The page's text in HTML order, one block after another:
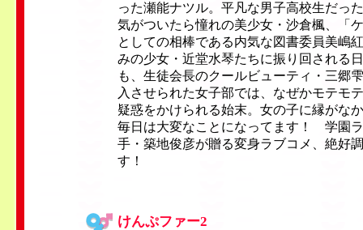
った瀬能ナツル。平凡な男子高校生だっ
気がついたら憧れの美少女・沙倉楓、「
としての相棒である内気な図書委員美嶋
みの少女・近堂水琴たちに振り回される
も、生徒会長のクールビューティ・三郷
入させられた女子部では、なぜかモテモ
疑惑をかけられる始末。女の子に縁がな
毎日は大変なことになってます！ 学園
手・築地俊彦が贈る変身ラブコメ、絶好
す！
けんぷファー2